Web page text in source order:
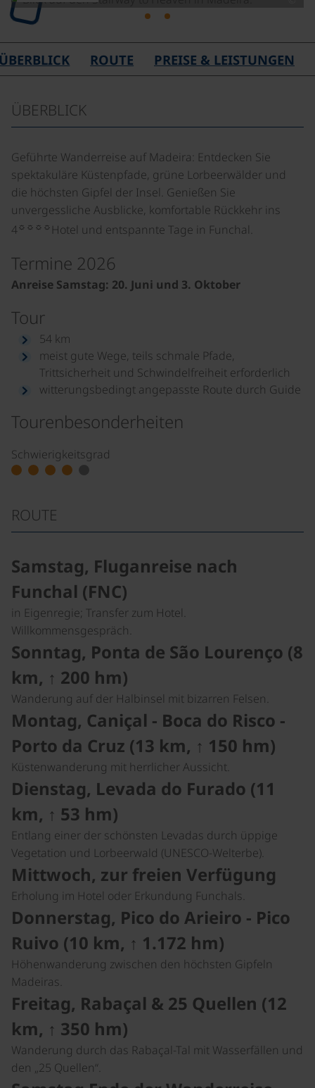
ROUTE PREISE & LEISTUNGEN
ÜBERBLICK
Geführte Wanderreise auf Madeira: Entdecken Sie
spektakuläre Küstenpfade, grüne Lorbeerwälder und
die höchsten Gipfel der Insel. Genießen Sie
unvergessliche Ausblicke, komfortable Rückkehr ins
4☼☼☼☼ Hotel und entspannte Tage in Funchal.
Termine 2026
Anreise Samstag: 20. Juni und 3. Oktober
Tour
54 km
meist gute Wege, teils schmale Pfade,
Trittsicherheit und Schwindelfreiheit erforderlich
witterungsbedingt angepasste Route durch Guide
Tourenbesonderheiten
Schwierigkeitsgrad
ROUTE
Samstag, Fluganreise nach
Funchal (FNC)
in Eigenregie; Transfer zum Hotel.
Willkommensgespräch.
Sonntag, Ponta de São Lourenço (8
km, ↑ 200 hm)
Wanderung auf der Halbinsel mit bizarren Felsen.
Montag, Caniçal - Boca do Risco -
Porto da Cruz (13 km, ↑ 150 hm)
Küstenwanderung mit herrlicher Aussicht.
Dienstag, Levada do Furado (11
km, ↑ 53 hm)
Entlang einer der schönsten Levadas durch üppige
Vegetation und Lorbeerwald (UNESCO-Welterbe).
Mittwoch, zur freien Verfügung
Erholung im Hotel oder Erkundung Funchals.
Donnerstag, Pico do Arieiro - Pico
Ruivo (10 km, ↑ 1.172 hm)
Höhenwanderung zwischen den höchsten Gipfeln
Madeiras.
Freitag, Rabaçal & 25 Quellen (12
km, ↑ 350 hm)
Wanderung durch das Rabaçal-Tal mit Wasserfällen und
den „25 Quellen“.